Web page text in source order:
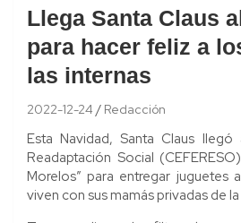
Llega Santa Claus
para hacer feliz a
las internas
2022-12-24 Redacción
Esta Navidad, Santa Claus
Readaptación Social
Morelos” para entregar juguetes
viven con sus mamás privadas de